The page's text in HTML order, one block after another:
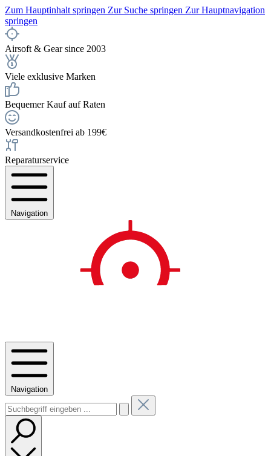
Zum Hauptinhalt springen Zur Suche springen Zur Hauptnavigation
springen
Airsoft & Gear since 2003
Viele exklusive Marken
Bequemer Kauf auf Raten
Versandkostenfrei ab 199€
Reparaturservice
Navigation
Navigation